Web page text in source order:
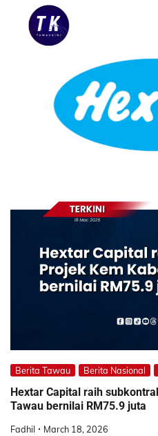
Berita Tawau Berita Nasional
Hextar Capital raih
Tawau bernilai RM75.9 juta
Fadhil March 18, 2026